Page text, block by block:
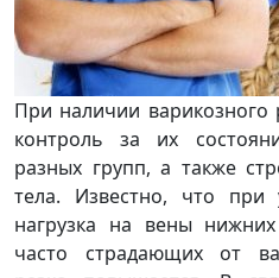
При наличии
контроль за их
разных групп, а также
тела. Известно, что при
нагрузка на вены
часто страдающих от